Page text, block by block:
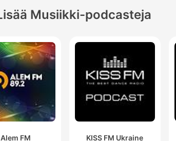
Musiikki-podcasteja
Alem FM KISS FM Ukraine